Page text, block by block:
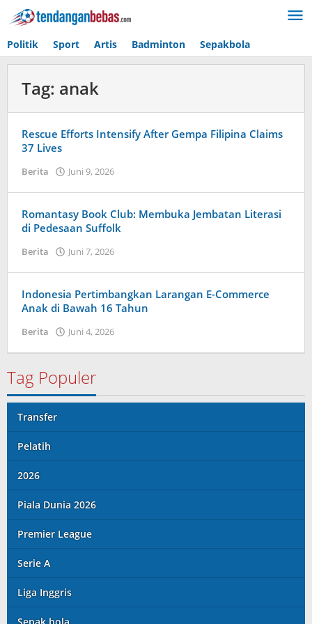
Lewati
ke
Politik Sport Artis Badminton Sepakbola
Tag: anak
Rescue Efforts Intensify After Gempa Filipina Claims
37 Lives
Berita Juni 9, 2026
Tampanatu
Romantasy Book Club: Membuka Jembatan Literasi
di Pedesaan Suffolk
Berita Juni 7, 2026
Indonesia Pertimbangkan Larangan E-Commerce
Anak di Bawah 16 Tahun
Berita Juni 4, 2026
Tag Populer
Transfer
Pelatih
2026
Piala Dunia 2026
Premier League
Serie A
Liga Inggris